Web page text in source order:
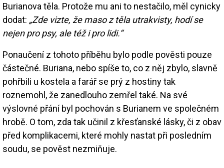
Burianova těla. Protože mu ani to nestačilo, měl cynicky
dodat: „Zde vizte, že maso z těla utrakvisty, hodí se
nejen pro psy, ale též i pro lidi.“
Ponaučení z tohoto příběhu bylo podle pověsti pouze
částečné. Buriana, nebo spíše to, co z něj zbylo, slavně
pohřbili u kostela a farář se prý z hostiny tak
roznemohl, že zanedlouho zemřel také. Na své
výslovné přání byl pochován s Burianem ve společném
hrobě. O tom, zda tak učinil z křesťanské lásky, či z obav
před komplikacemi, které mohly nastat při posledním
soudu, se pověst nezmiňuje.